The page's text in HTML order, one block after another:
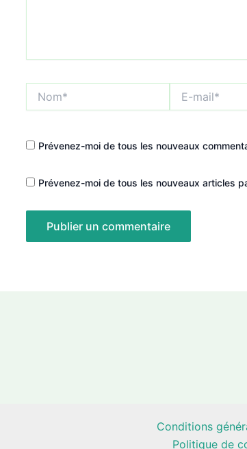
mail*
Prévenez-moi de tous les nouveaux
Prévenez-moi de tous les nouveaux articles
Conditions
Politique de